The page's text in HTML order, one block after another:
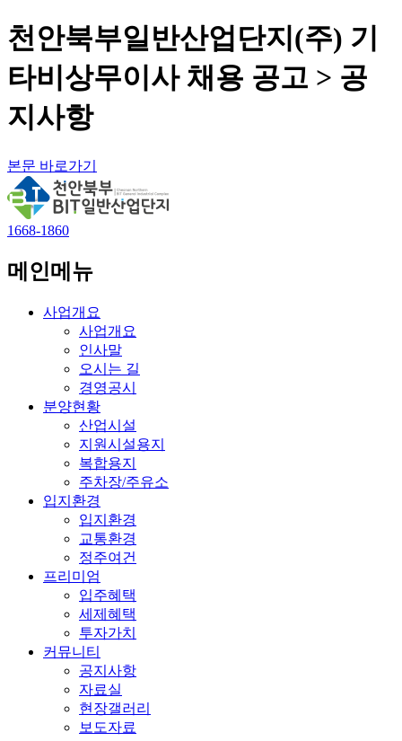
천안북부일반산업단지(주) 기
타비상무이사 채용 공고 > 공
지사항
본문 바로가기
1668-1860
메인메뉴
사업개요
사업개요
인사말
오시는 길
경영공시
분양현황
산업시설
지원시설용지
복합용지
주차장/주유소
입지환경
입지환경
교통환경
정주여건
프리미엄
입주혜택
세제혜택
투자가치
커뮤니티
공지사항
자료실
현장갤러리
보도자료